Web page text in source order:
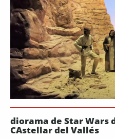
diorama de Star Wars
CAstellar del Vallés